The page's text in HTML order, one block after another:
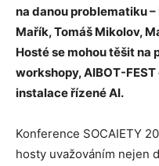
na danou problematiku
Mařík, Tomáš Mikolov,
Hosté se mohou těšit
workshopy, AIBOT-
instalace řízené AI.
Konference SOCAIETY
hosty uvažováním nejen